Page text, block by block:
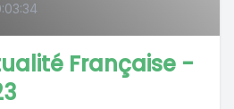
Française -